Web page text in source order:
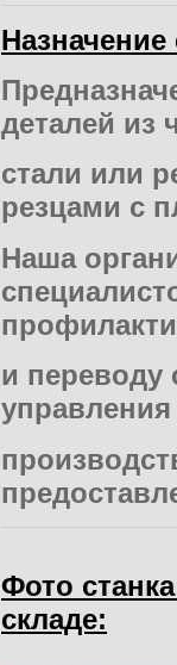
деталей из
стали или
резцами с
Наша
и переводу
Фото
складе: